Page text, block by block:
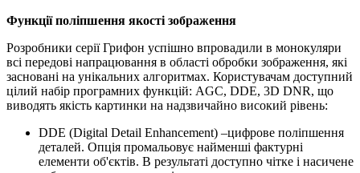
Функції поліпшення якості зображення
Розробники серії Грифон успішно впровадили в монокуляри
всі передові напрацювання в області обробки зображення, які
засновані на унікальних алгоритмах. Користувачам доступний
цілий набір програмних функцій: AGC, DDE, 3D DNR, що
виводять якість картинки на надзвичайно високий рівень:
DDE (Digital Detail Enhancement) –цифрове поліпшення
деталей. Опція промальовує найменші фактурні
елементи об'єктів. В результаті доступно чітке і насичене